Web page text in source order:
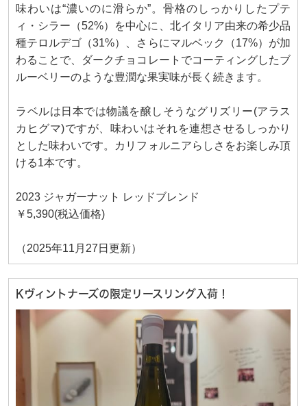
味わいは“濃いのに滑らか”。骨格のしっかりしたプテ
ィ・シラー（52%）を中心に、北イタリア由来の希少品
種テロルデゴ（31%）、さらにマルベック（17%）が加
わることで、ダークチョコレートでコーティングしたブ
ルーベリーのような豊潤な果実味が長く続きます。
ラベルは日本では物議を醸しそうなグリズリー(アラス
カヒグマ)ですが、味わいはそれを連想させるしっかり
とした味わいです。カリフォルニアらしさをお楽しみ頂
ける1本です。
2023 ジャガーナット レッドブレンド
￥5,390(税込価格)
（2025年11月27日更新）
Kヴィントナーズの限定リースリング入荷！